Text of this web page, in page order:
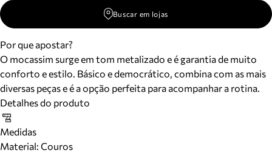
Buscar em lojas
Por que apostar?
O mocassim surge em tom metalizado e é garantia de muito
conforto e estilo. Básico e democrático, combina com as mais
diversas peças e é a opção perfeita para acompanhar a rotina.
Detalhes do produto
Medidas
Material: Couros